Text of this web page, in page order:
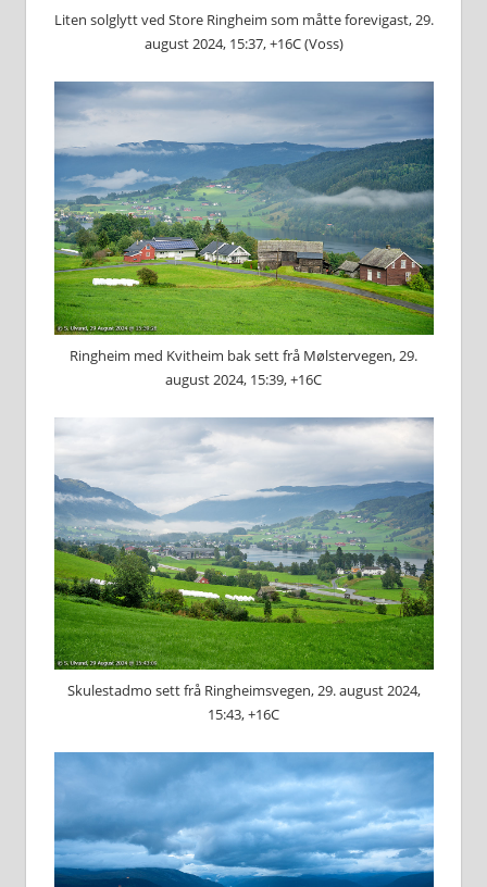
Liten solglytt ved Store Ringheim som måtte forevigast, 29.
august 2024, 15:37, +16C (Voss)
Ringheim med Kvitheim bak sett frå Mølstervegen, 29.
august 2024, 15:39, +16C
Skulestadmo sett frå Ringheimsvegen, 29. august 2024,
15:43, +16C